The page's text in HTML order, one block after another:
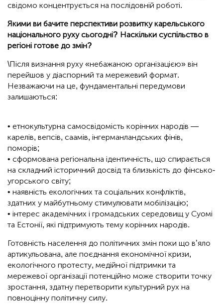
свідомо концентрується на послідовній роботі.
Якими ви бачите перспективи розвитку карельського
національного руху сьогодні? Наскільки суспільство в
регіоні готове до змін?
\Після визнання руху «небажаною організацією» він
перейшов у діаспорний та мережевий формат.
Незважаючи на це, фундаментальні передумови
залишаються:
• етнокультурна самосвідомість корінних народів —
карелів, вепсів, саамів, інгерманландських фінів,
поморів;
• сформована регіональна ідентичність, що спирається
на складний історичний досвід та близькість до фінсько-
угорського світу;
• наявність екологічних та соціальних конфліктів,
здатних у майбутньому стимулювати мобілізацію;
• інтерес академічних і громадських середовищ у Суомі
та Естонії, які підтримують тему корінних народів.
Готовність населення до політичних змін поки що в’яло
артикульована, але поєднання економічної кризи,
екологічного протесту, медійної підтримки та
мережевої організації потенційно може створити точку
зростання, здатну перетворити культурний рух на
повноцінну політичну силу.